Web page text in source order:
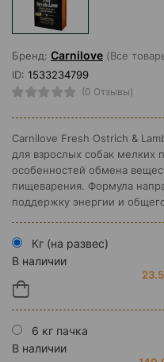
Бренд: Carnilove (Все
ID: 1533234799
(0 Отзывы)
Carnilove Fresh Ostrich &
для взрослых собак мелких
особенностей обмена
пищеварения. Формула
поддержку энергии и
Кг (на развес)
В наличии
6 кг пачка
В наличии